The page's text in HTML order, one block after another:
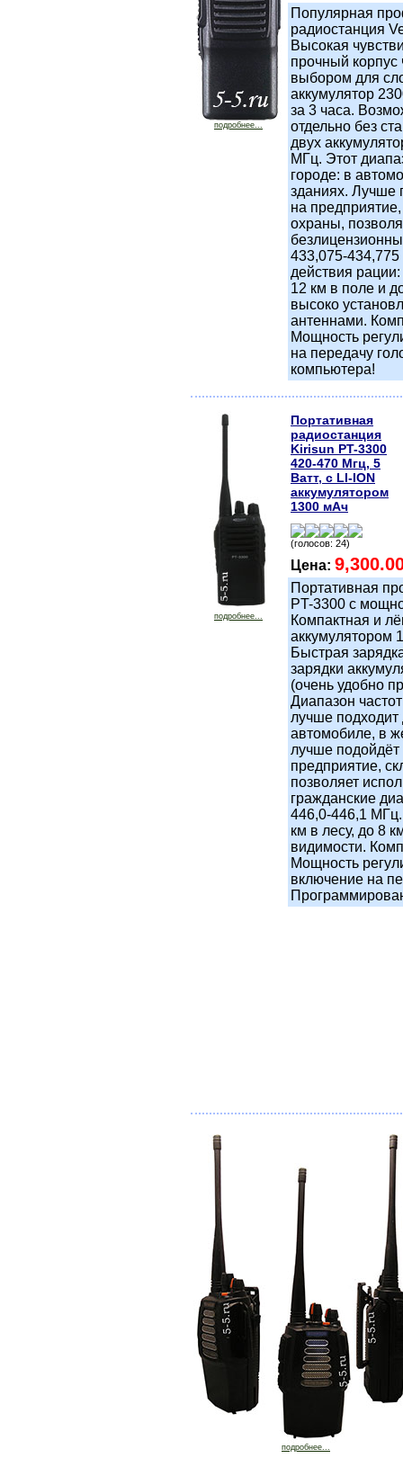
подробнее...
Популярная
радиостанция
Высокая
прочный
выбором для
аккумулятор
за 3 часа.
отдельно без
двух
МГц. Этот
городе: в
зданиях. Лучше
на
охраны,
433,075-
действия
12 км в поле и
высоко
антеннами.
Мощность
на передачу
компьютера!
подробнее...
Портативная
радиостанция
Kirisun PT-3300
420-470 Мгц, 5
Ватт, с LI-ION
аккумулятором
1300 мАч
(голосов: 24)
Цена:
Портативная
PT-3300 с
Компактная и
аккумулятором
Быстрая
зарядки
(очень удобно
Диапазон
лучше подходит
автомобиле, в
лучше подойдёт
предприятие,
позволяет
гражданские
446,0-446,1 МГц.
км в лесу, до 8
видимости.
Мощность
включение на
подробнее...